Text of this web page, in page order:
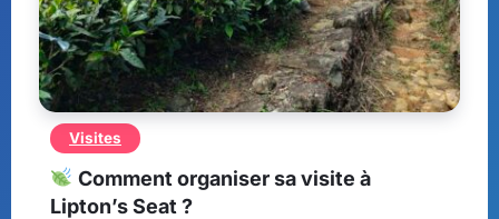
Visites
Comment organiser sa visite à
Lipton’s Seat ?